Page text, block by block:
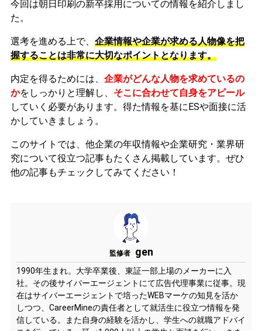
今回は朝日印刷の新卒採用についての情報を紹介しまし
た。
選考を進める上で、 企業情報や企業が求める人物像を把
握することは非常に大切なポイントとなります。
内定を得るためには、 企業がどんな人物を求めているの
かをしっかりと理解し、 そこに合わせて自身をアピール
していく必要があります。 得た情報を基にESや面接に活
かしていきましょう。
このサイトでは、他企業の年収情報や企業研究・業界研
究について役立つ記事もたくさん掲載しています。ぜひ
他の記事もチェックしてみてください！
監修者 gen
1990年生まれ。大学卒業後、東証一部上場のメーカーに入
社。その後サイバーエージェントにて広告代理事業に従事。現
在はサイバーエージェントで培ったWEBマーケの知見を活か
しつつ、CareerMineの責任者として就活生に役立つ情報を発
信している。また自身の経験を活かし、学生への就職アドバイ